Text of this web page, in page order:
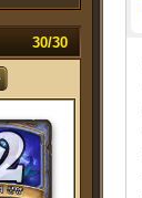
30/30